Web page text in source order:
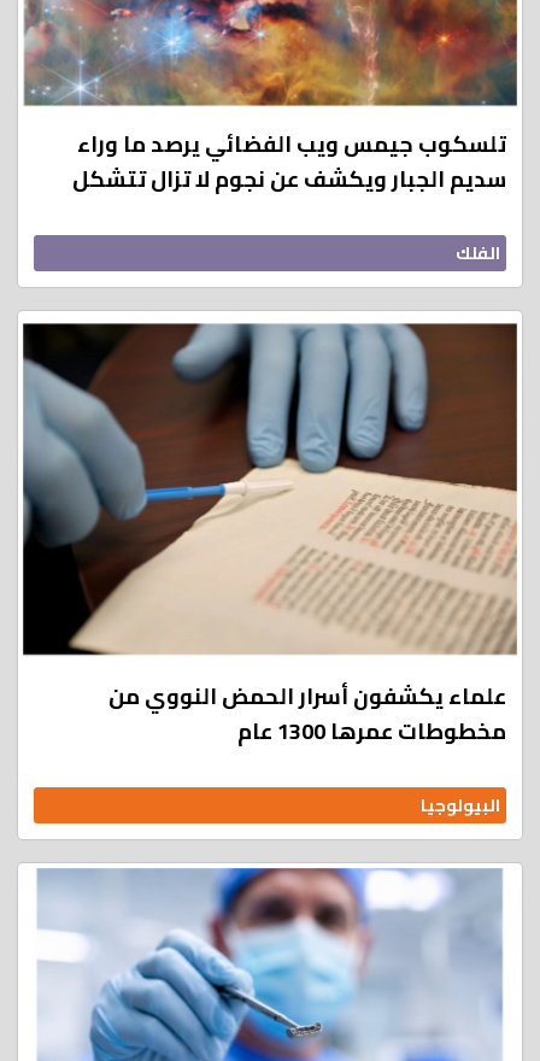
تلسكوب جيمس ويب الفضائي يرصد ما وراء
سديم الجبار ويكشف عن نجوم لا تزال تتشكل
الفلك
علماء يكشفون أسرار الحمض النووي من
مخطوطات عمرها 1300 عام
البيولوجيا